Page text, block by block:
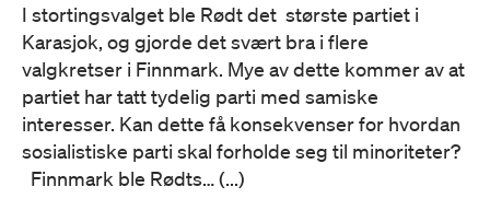
I stortingsvalget ble Rødt det største partiet i
Karasjok, og gjorde det svært bra i flere
valgkretser i Finnmark. Mye av dette kommer av at
partiet har tatt tydelig parti med samiske
interesser. Kan dette få konsekvenser for hvordan
sosialistiske parti skal forholde seg til minoriteter?
Finnmark ble Rødts… (...)